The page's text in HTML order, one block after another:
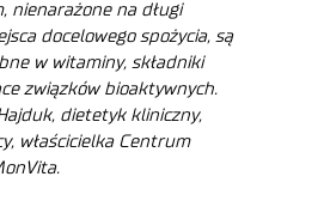
nienarażone na długi
docelowego spożycia, są
w witaminy, składniki
związków bioaktywnych.
dietetyk kliniczny,
właścicielka Centrum